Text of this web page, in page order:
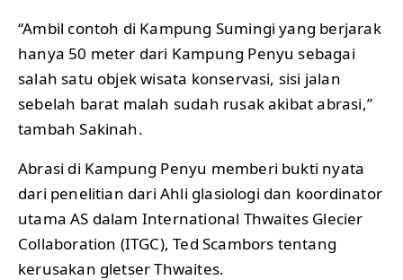
“Ambil contoh di Kampung Sumingi yang berjarak
hanya 50 meter dari Kampung Penyu sebagai
salah satu objek wisata konservasi, sisi jalan
sebelah barat malah sudah rusak akibat abrasi,”
tambah Sakinah.
Abrasi di Kampung Penyu memberi bukti nyata
dari penelitian dari Ahli glasiologi dan koordinator
utama AS dalam International Thwaites Glecier
Collaboration (ITGC), Ted Scambors tentang
kerusakan gletser Thwaites.